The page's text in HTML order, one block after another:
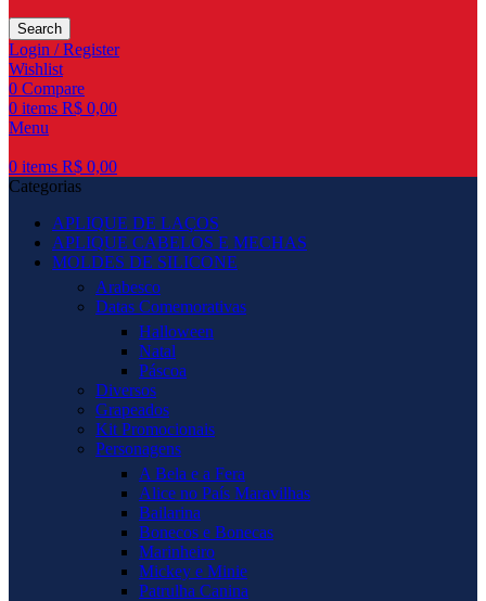
Search
Login / Register
Wishlist
0 Compare
0 items R$ 0,00
Menu
0 items R$ 0,00
Categorias
APLIQUE DE LAÇOS
APLIQUE CABELOS E MECHAS
MOLDES DE SILICONE
Arabesco
Datas Comemorativas
Halloween
Natal
Páscoa
Diversos
Grapeados
Kit Promocionais
Personagens
A Bela e a Fera
Alice no País Maravilhas
Bailarina
Bonecos e Bonecas
Marinheiro
Mickey e Minie
Patrulha Canina